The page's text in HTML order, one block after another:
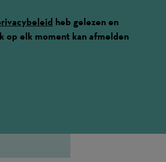
heb gelezen en
op elk moment kan afmelden